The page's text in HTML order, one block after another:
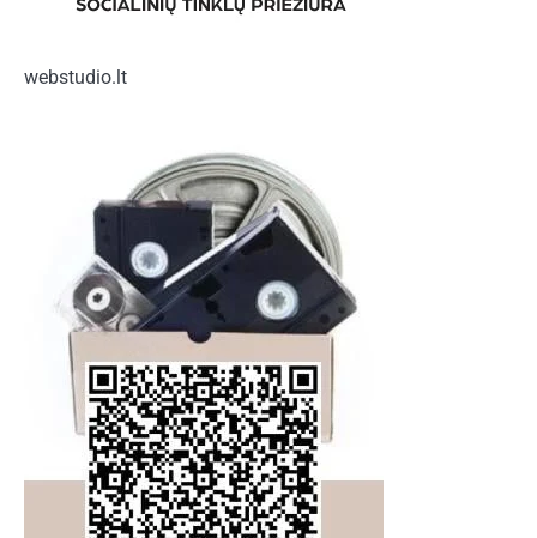
webstudio.lt